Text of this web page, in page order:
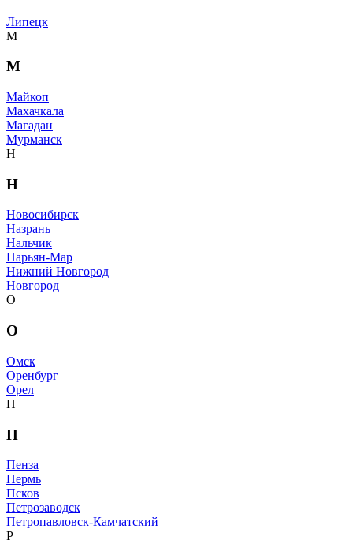
Липецк
М
М
Майкоп
Махачкала
Магадан
Мурманск
Н
Н
Новосибирск
Назрань
Нальчик
Нарьян-Мар
Нижний Новгород
Новгород
О
О
Омск
Оренбург
Орел
П
П
Пенза
Пермь
Псков
Петрозаводск
Петропавловск-Камчатский
Р